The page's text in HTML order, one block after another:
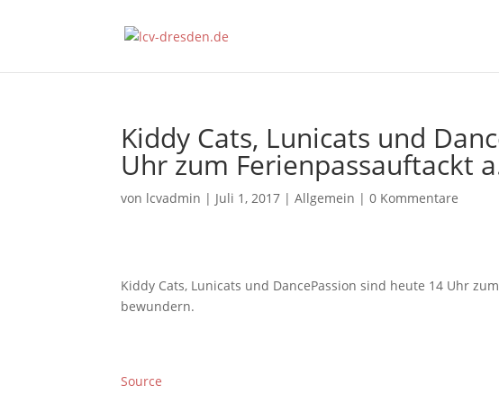
Kiddy Cats, Lunicats und
Uhr zum Ferienpassauftackt
von lcvadmin | Juli 1, 2017 |Allgemein |0 Kommentare
Kiddy Cats, Lunicats und DancePassion sind heute 14 Uhr
bewundern.
Source